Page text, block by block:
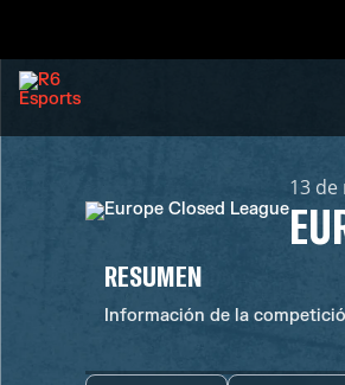
13 de
RESUMEN
Información de la